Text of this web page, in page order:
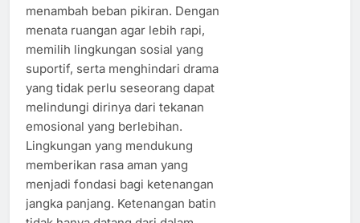
menambah beban pikiran. Dengan
menata ruangan agar lebih rapi,
memilih lingkungan sosial yang
suportif, serta menghindari drama
yang tidak perlu seseorang dapat
melindungi dirinya dari tekanan
emosional yang berlebihan.
Lingkungan yang mendukung
memberikan rasa aman yang
menjadi fondasi bagi ketenangan
jangka panjang. Ketenangan batin